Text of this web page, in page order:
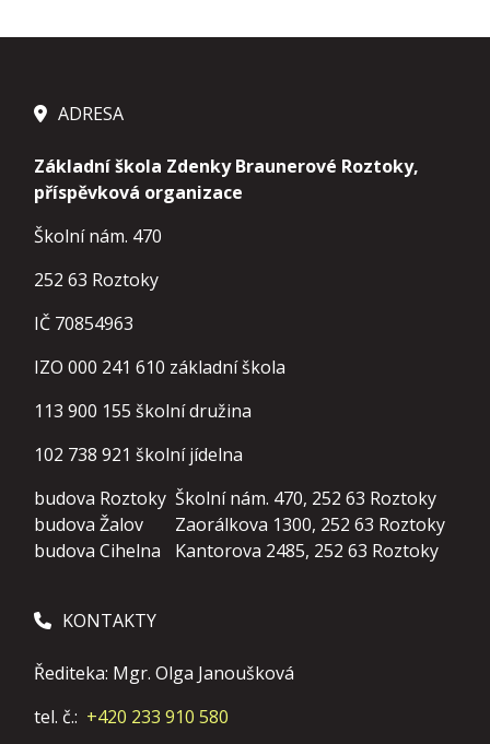
ADRESA
Základní škola Zdenky Braunerové Roztoky,
příspěvková organizace
Školní nám. 470
252 63 Roztoky
IČ 70854963
IZO 000 241 610 základní škola
113 900 155 školní družina
102 738 921 školní jídelna
budova Roztoky Školní nám. 470, 252 63 Roztoky
budova Žalov
Zaorálkova 1300, 252 63 Roztoky
budova Cihelna
Kantorova 2485, 252 63 Roztoky
KONTAKTY
Řediteka: Mgr. Olga Janoušková
tel. č.: +420 233 910 580